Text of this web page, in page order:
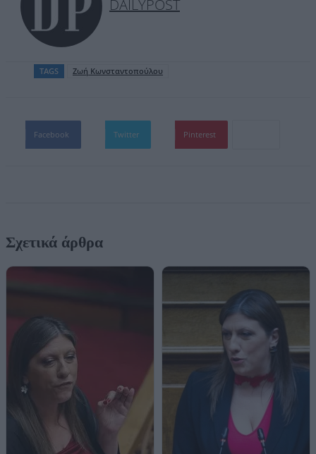
DAILYPOST
TAGS Ζωή Κωνσταντοπούλου
Facebook Twitter Pinterest
Σχετικά άρθρα